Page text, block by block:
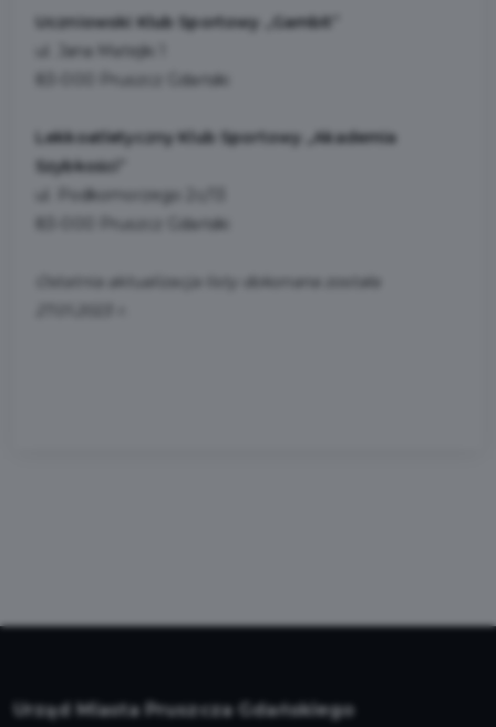
Uczniowski Klub Sportowy „Gambit”
ul. Jana Matejki 1
83-000 Pruszcz Gdański
Lekkoatletyczny Klub Sportowy „Akademia
Szybkości”
ul. Podkomorzego 2c/13
83-000 Pruszcz Gdański
Ostatnia aktualizacja listy dokonana została
Urząd Miasta Pruszcza Gdańskiego